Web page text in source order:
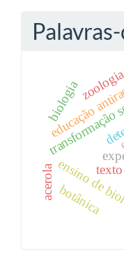
ensino de
educação
biologia
botânica
acerola